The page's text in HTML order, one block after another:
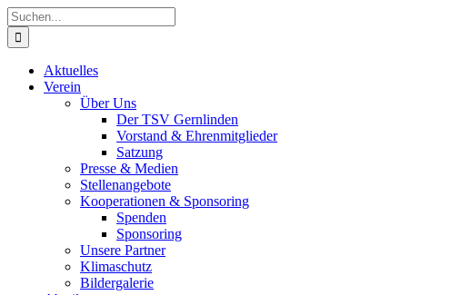
Zum
Inhalt
springen
Suche
nach:
Aktuelles
Verein
Über Uns
Der TSV Gernlinden
Vorstand & Ehrenmitglieder
Satzung
Presse & Medien
Stellenangebote
Kooperationen & Sponsoring
Spenden
Sponsoring
Unsere Partner
Klimaschutz
Bildergalerie